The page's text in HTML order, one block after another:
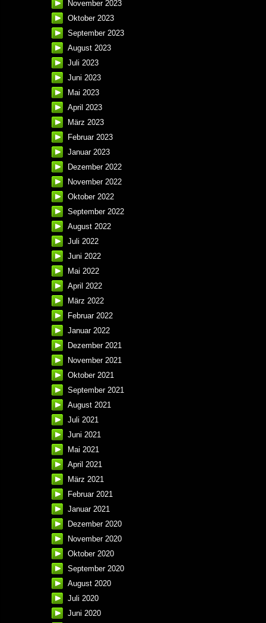
November 2023
Oktober 2023
September 2023
August 2023
Juli 2023
Juni 2023
Mai 2023
April 2023
März 2023
Februar 2023
Januar 2023
Dezember 2022
November 2022
Oktober 2022
September 2022
August 2022
Juli 2022
Juni 2022
Mai 2022
April 2022
März 2022
Februar 2022
Januar 2022
Dezember 2021
November 2021
Oktober 2021
September 2021
August 2021
Juli 2021
Juni 2021
Mai 2021
April 2021
März 2021
Februar 2021
Januar 2021
Dezember 2020
November 2020
Oktober 2020
September 2020
August 2020
Juli 2020
Juni 2020